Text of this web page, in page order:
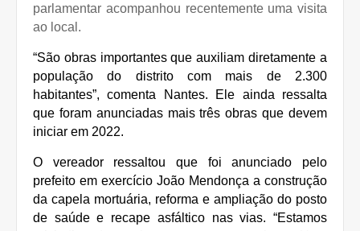
parlamentar acompanhou recentemente uma visita
ao local.
“São obras importantes que auxiliam diretamente a
população do distrito com mais de 2.300
habitantes”, comenta Nantes. Ele ainda ressalta
que foram anunciadas mais três obras que devem
iniciar em 2022.
O vereador ressaltou que foi anunciado pelo
prefeito em exercício João Mendonça a construção
da capela mortuária, reforma e ampliação do posto
de saúde e recape asfáltico nas vias. “Estamos